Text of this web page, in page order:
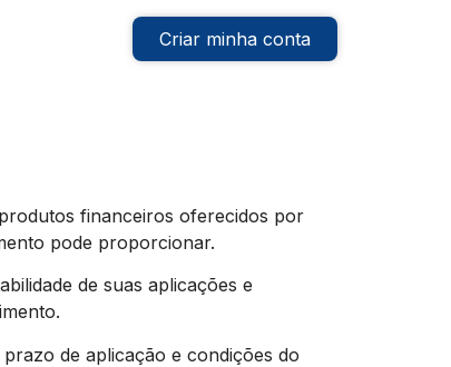
Criar minha conta
financeiros oferecidos por
pode proporcionar.
de suas aplicações e
de aplicação e condições do